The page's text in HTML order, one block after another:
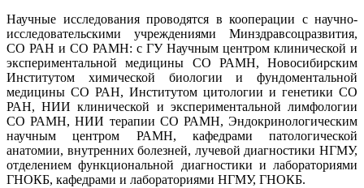
Научные исследования проводятся в кооперации с научно-
исследовательскими учреждениями Минздравсоцразвития,
СО РАН и СО РАМН: с ГУ Научным центром клинической и
экспериментальной медицины СО РАМН, Новосибирским
Институтом химической биологии и фундоментальной
медицины СО РАН, Институтом цитологии и генетики СО
РАН, НИИ клинической и экспериментальной лимфологии
СО РАМН, НИИ терапии СО РАМН, Эндокринологическим
научным центром РАМН, кафедрами патологической
анатомии, внутренних болезней, лучевой диагностики НГМУ,
отделением функциональной диагностики и лабораториями
ГНОКБ, кафедрами и лабораториями НГМУ, ГНОКБ.